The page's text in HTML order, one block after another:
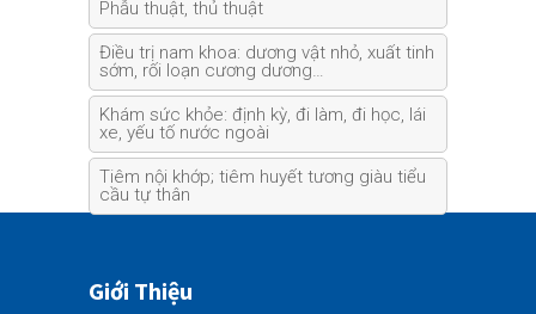
Phẫu thuật, thủ thuật
Điều trị nam khoa: dương vật nhỏ, xuất tinh
sớm, rối loạn cương dương…
Khám sức khỏe: định kỳ, đi làm, đi học, lái
xe, yếu tố nước ngoài
Tiêm nội khớp; tiêm huyết tương giàu tiểu
cầu tự thân
Giới Thiệu